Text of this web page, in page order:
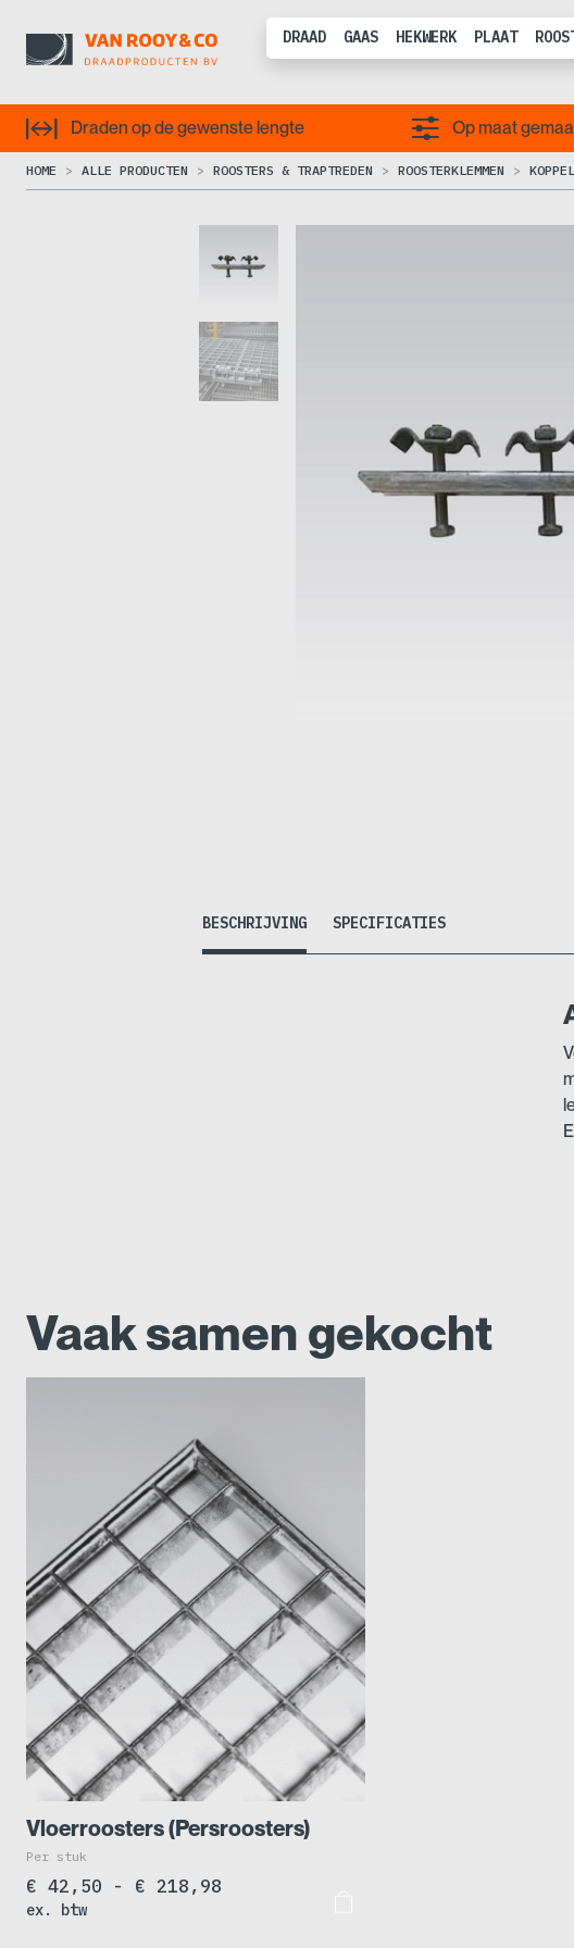
DRAAD GAAS HEKWERK PLAAT
Draden op de gewenste lengte Op maat
HOME ALLE PRODUCTEN ROOSTERS & TRAPTREDEN ROOSTERKLEMMEN
BESCHRIJVING SPECIFICATIES
Vaak samen gekocht
Vloerroosters (Persroosters)
Per stuk
€ 42,50 - € 218,98
ex. btw